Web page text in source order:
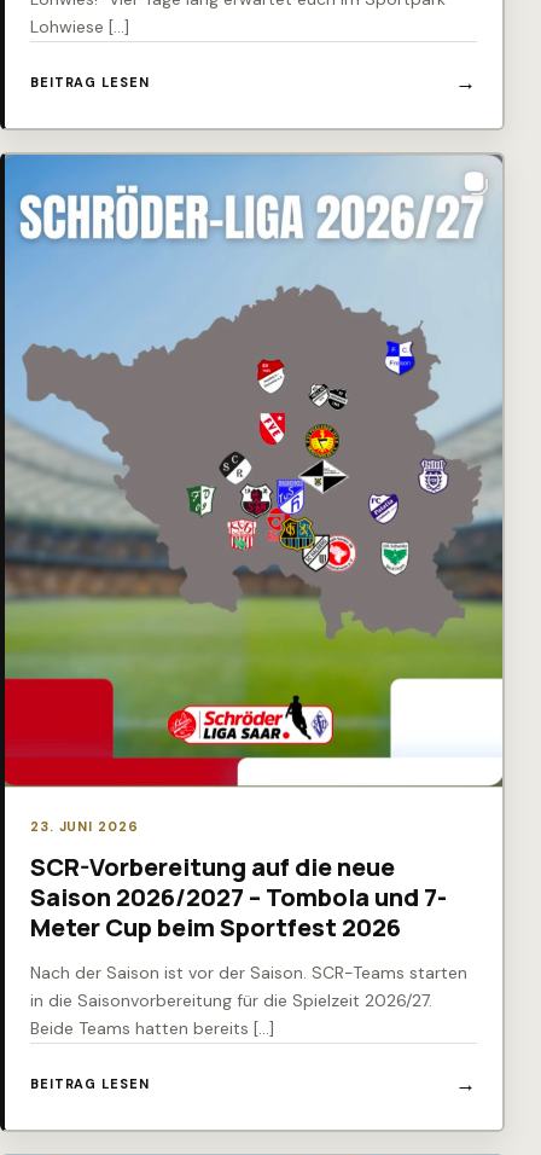
Lohwiese […]
BEITRAG LESEN
23. JUNI 2026
SCR-Vorbereitung auf die neue
Saison 2026/2027 – Tombola und 7-
Meter Cup beim Sportfest 2026
Nach der Saison ist vor der Saison. SCR-Teams starten
in die Saisonvorbereitung für die Spielzeit 2026/27.
Beide Teams hatten bereits […]
BEITRAG LESEN